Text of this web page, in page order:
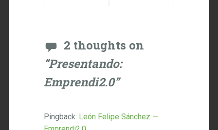
2 thoughts on
“Presentando:
Emprendi2.0”
Pingback: León Felipe Sánchez —